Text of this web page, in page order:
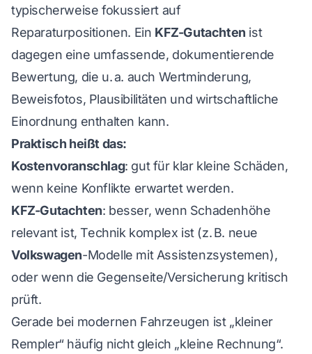
typischerweise fokussiert auf
Reparaturpositionen. Ein KFZ-Gutachten ist
dagegen eine umfassende, dokumentierende
Bewertung, die u. a. auch Wertminderung,
Beweisfotos, Plausibilitäten und wirtschaftliche
Einordnung enthalten kann.
Praktisch heißt das:
Kostenvoranschlag: gut für klar kleine Schäden,
wenn keine Konflikte erwartet werden.
KFZ-Gutachten: besser, wenn Schadenhöhe
relevant ist, Technik komplex ist (z. B. neue
Volkswagen-Modelle mit Assistenzsystemen),
oder wenn die Gegenseite/Versicherung kritisch
prüft.
Gerade bei modernen Fahrzeugen ist „kleiner
Rempler“ häufig nicht gleich „kleine Rechnung“.